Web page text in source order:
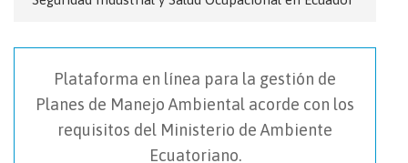
Plataforma en línea para la gestión de
Planes de Manejo Ambiental acorde con los
requisitos del Ministerio de Ambiente
Ecuatoriano.